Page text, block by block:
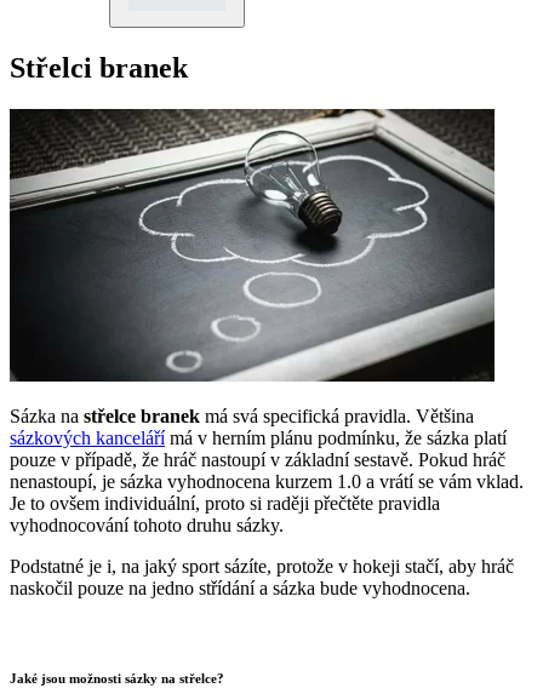
Střelci branek
Sázka na střelce branek má svá specifická pravidla. Většina
sázkových kancelářímá v herním plánu podmínku, že sázka platí
pouze v případě, že hráč nastoupí v základní sestavě. Pokud hráč
nenastoupí, je sázka vyhodnocena kurzem 1.0 a vrátí se vám vklad.
Je to ovšem individuální, proto si raději přečtěte pravidla
vyhodnocování tohoto druhu sázky.
Podstatné je i, na jaký sport sázíte, protože v hokeji stačí, aby hráč
naskočil pouze na jedno střídání a sázka bude vyhodnocena.
Jaké jsou možnosti sázky na střelce?